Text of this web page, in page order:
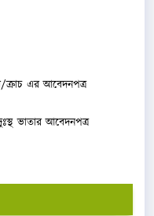
ক্রাচ এর আবেদনপত্র
ভাতার আবেদনপত্র